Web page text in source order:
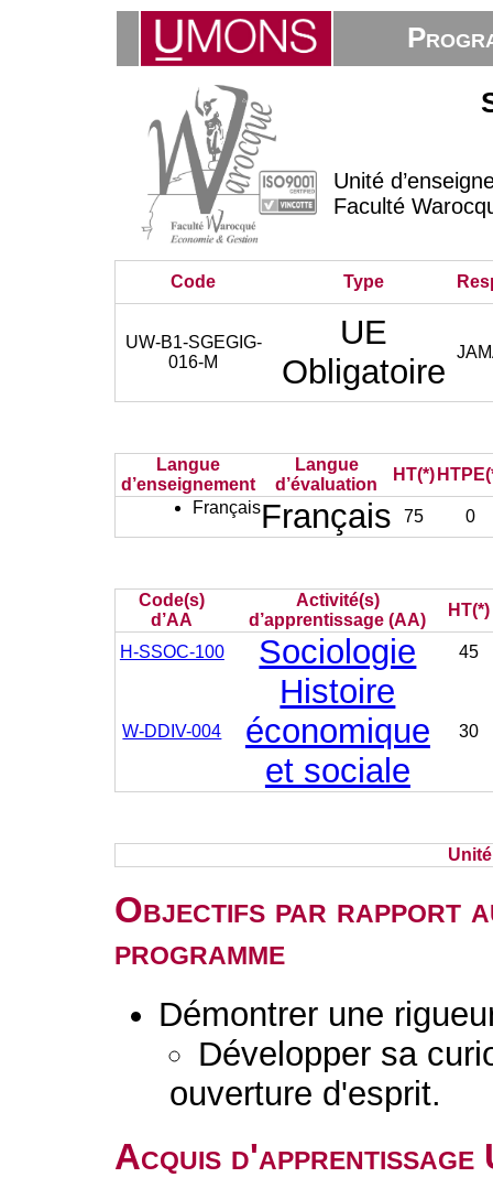
Unité
Faculté
Code Type
UW-B1-SGEGIG-
016-M
UE
Obligatoire
Langue
d’enseignement
Langue
d’évaluation
HT(*)
FrançaisFrançais 75 0
Code(s)
d’AA
Activité(s)
d’apprentissage (AA)
HT(*)
H-SSOC-100 Sociologie 45
W-DDIV-004
Histoire
économique
et sociale
30
Objectifs par rapport
programme
Démontrer une
Développer sa
ouverture d'esprit.
Acquis d'apprentissage